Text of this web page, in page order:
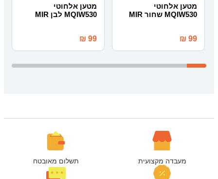
מטען אלחוטי
MQIW530 שחור MIR
₪ 99
מטען אלחוטי
MQIW530 לבן MIR
₪ 99
מעבדה מקצועית תשלום מאובטח